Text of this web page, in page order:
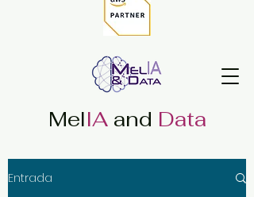
MelIAand Data
Entrada